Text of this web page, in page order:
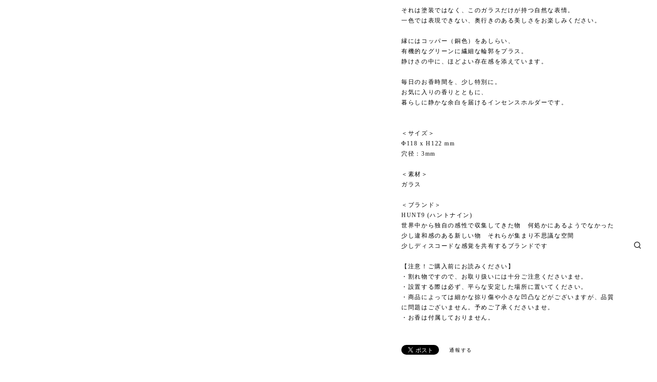
それは塗装ではなく、このガラスだけが持つ自然な表情。
一色では表現できない、奥行きのある美しさをお楽しみください。
縁にはコッパー（銅色）をあしらい、
有機的なグリーンに繊細な輪郭をプラス。
静けさの中に、ほどよい存在感を添えています。
毎日のお香時間を、少し特別に。
お気に入りの香りとともに、
暮らしに静かな余白を届けるインセンスホルダーです。
＜サイズ＞
Φ118 x H122 mm
穴径：3mm
＜素材＞
ガラス
＜ブランド＞
HUNT9 (ハントナイン)
世界中から独自の感性で収集してきた物 何処かにあるようでなかった
少し違和感のある新しい物 それらが集まり不思議な空間
少しディスコードな感覚を共有するブランドです
【注意！ご購入前にお読みください】
・割れ物ですので、お取り扱いには十分ご注意くださいませ。
・設置する際は必ず、平らな安定した場所に置いてください。
・商品によっては細かな掠り傷や小さな凹凸などがございますが、品質
に問題はございません。予めご了承くださいませ。
・お香は付属しておりません。
通報する